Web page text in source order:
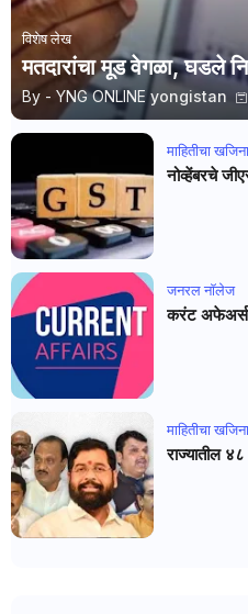
विशेष लेख
मतदारांचा मूड वेगळा, घडले
By - YNG ONLINE yongistan
माहितीचा खजिना
नोव्हेंबरचे
जनरल नाॅलेज
माहितीचा खजिना
राज्यातील